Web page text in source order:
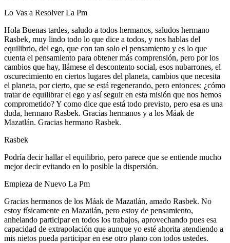
Lo Vas a Resolver La Pm
Hola Buenas tardes, saludo a todos hermanos, saludos hermano
Rasbek, muy lindo todo lo que dice a todos, y nos hablas del
equilibrio, del ego, que con tan solo el pensamiento y es lo que
cuenta el pensamiento para obtener más comprensión, pero por los
cambios que hay, llámese el descontento social, esos nubarrones, el
oscurecimiento en ciertos lugares del planeta, cambios que necesita
el planeta, por cierto, que se está regenerando, pero entonces: ¿cómo
tratar de equilibrar el ego y así seguir en esta misión que nos hemos
comprometido? Y como dice que está todo previsto, pero esa es una
duda, hermano Rasbek. Gracias hermanos y a los Máak de
Mazatlán. Gracias hermano Rasbek.
Rasbek
Podría decir hallar el equilibrio, pero parece que se entiende mucho
mejor decir evitando en lo posible la dispersión.
Empieza de Nuevo La Pm
Gracias hermanos de los Máak de Mazatlán, amado Rasbek. No
estoy físicamente en Mazatlán, pero estoy de pensamiento,
anhelando participar en todos los trabajos, aprovechando pues esa
capacidad de extrapolación que aunque yo esté ahorita atendiendo a
mis nietos pueda participar en ese otro plano con todos ustedes.